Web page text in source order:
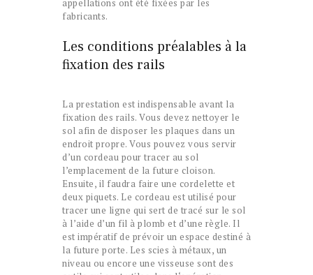
appellations ont été fixées par les
fabricants.
Les conditions préalables à la
fixation des rails
La prestation est indispensable avant la
fixation des rails. Vous devez nettoyer le
sol afin de disposer les plaques dans un
endroit propre. Vous pouvez vous servir
d’un cordeau pour tracer au sol
l’emplacement de la future cloison.
Ensuite, il faudra faire une cordelette et
deux piquets. Le cordeau est utilisé pour
tracer une ligne qui sert de tracé sur le sol
à l’aide d’un fil à plomb et d’une règle. Il
est impératif de prévoir un espace destiné à
la future porte. Les scies à métaux, un
niveau ou encore une visseuse sont des